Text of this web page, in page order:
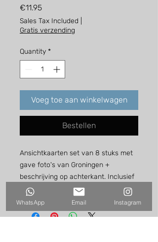
€11.95Price
Sales Tax Included
Gratis verzending
Quantity *
Voeg toe aan winkelwagen
Bestellen
Ansichtkaarten set van 8 stuks met
gave foto's van Groningen +
beschrijving op achterkant. Inclusief
8 enveloppen.
WhatsApp Email Instagram